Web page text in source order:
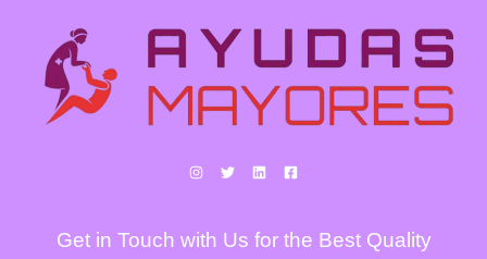
Get in Touch with Us for the Best Quality